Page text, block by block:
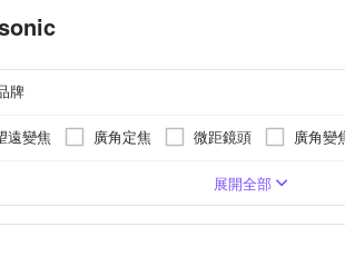
牌
遠變焦 廣角定焦 微距鏡頭 廣角變
展開全部